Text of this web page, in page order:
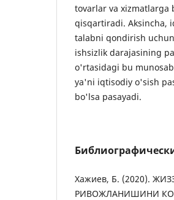
tovarlar va
qisqartiradi. Aksincha,
talabni qondirish
ishsizlik darajasining
o'rtasidagi bu
ya'ni iqtisodiy o'sish
bo'lsa pasayadi.
Хажиев, Б. (2020).
РИВОЖЛАНИШИНИ